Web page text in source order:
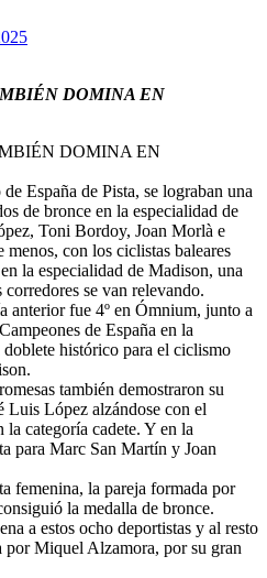
DOMINA EN
DOMINA EN
España de Pista, se lograban una
de bronce en la especialidad de
Toni Bordoy, Joan Morlà e
con los ciclistas baleares
la especialidad de Madison, una
se van relevando.
anterior fue 4º en Ómnium, junto a
de España en la
histórico para el ciclismo
también demostraron su
López alzándose con el
la categoría cadete. Y en la
para Marc San Martín y Joan
femenina, la pareja formada por
la medalla de bronce.
a estos ocho deportistas y al resto
por Miquel Alzamora, por su gran